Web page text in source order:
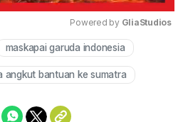
Mute
Powered by GliaStudios
maskapai garuda indonesia
angkut bantuan ke sumatra